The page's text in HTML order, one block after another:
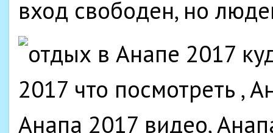
вход свободен, но